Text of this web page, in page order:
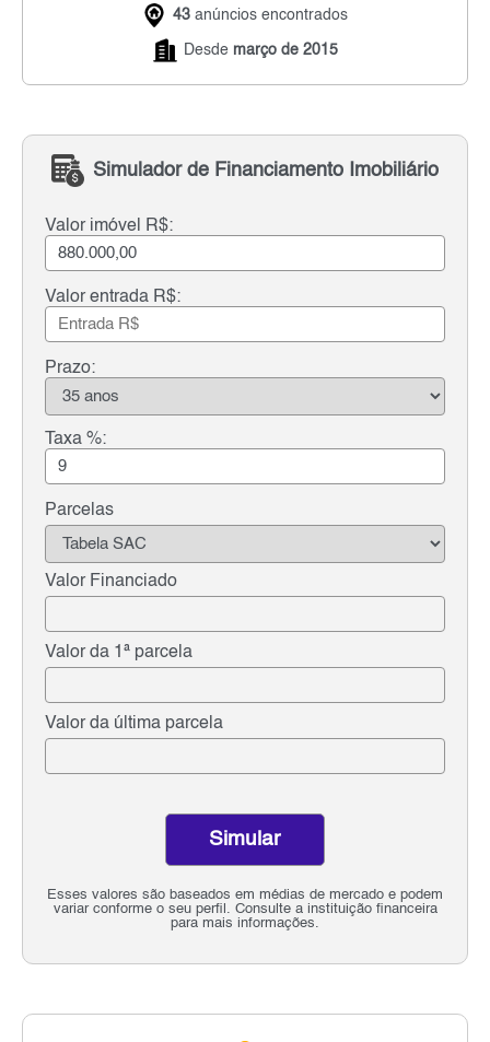
43 anúncios encontrados
Desde março de 2015
Simulador de Financiamento Imobiliário
Valor imóvel R$:
Valor entrada R$:
Prazo:
Taxa %:
Parcelas
Valor Financiado
Valor da 1ª parcela
Valor da última parcela
Esses valores são baseados em médias de mercado e podem
variar conforme o seu perfil. Consulte a instituição financeira
para mais informações.
Simular